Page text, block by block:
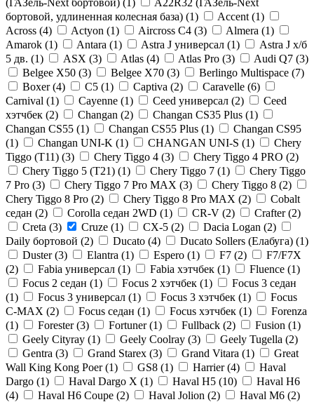
бортовой, удлиненная колесная база) (1) Accent (1)
Across (4) Actyon (1) Aircross C4 (3) Almera (1)
Amarok (1) Antara (1) Astra J универсал (1)
Astra J х/б
5 дв. (1) ASX (3) Atlas (4) Atlas Pro (3) Audi Q7 (3)
Belgee X50 (3) Belgee X70 (3) Berlingo Multispace (7)
Boxer (4) C5 (1) Captiva (2) Caravelle (6)
Carnival (1) Cayenne (1) Ceed универсал (2)
Ceed
хэтчбек (2) Changan (2) Changan CS35 Plus (1)
Changan CS55 (1) Changan CS55 Plus (1)
Changan CS95
(1) Changan UNI-K (1) CHANGAN UNI-S (1)
Chery
Tiggo (Т11) (3) Chery Tiggo 4 (3) Chery Tiggo 4 PRO (2)
Chery Tiggo 5 (Т21) (1) Chery Tiggo 7 (1)
Chery Tiggo
7 Pro (3) Chery Tiggo 7 Pro MAX (3) Chery Tiggo 8 (2)
Chery Tiggo 8 Pro (2) Chery Tiggo 8 Pro MAX (2)
Cobalt
седан (2) Corolla седан 2WD (1) CR-V (2) Crafter (2)
Creta (3) Cruze (1) CX-5 (2) Dacia Logan (2)
Daily бортовой (2) Ducato (4) Ducato Sollers (Елабуга) (1)
Duster (3) Elantra (1) Espero (1) F7 (2)
F7/F7X
(2) Fabia универсал (1) Fabia хэтчбек (1) Fluence (1)
Focus 2 седан (1) Focus 2 хэтчбек (1)
Focus 3 седан
(1) Focus 3 универсал (1) Focus 3 хэтчбек (1)
Focus
C-MAX (2) Focus седан (1) Focus хэтчбек (1)
Forenza
(1) Forester (3) Fortuner (1) Fullback (2) Fusion (1)
Geely Cityray (1) Geely Coolray (3) Geely Tugella (2)
Gentra (3) Grand Starex (3) Grand Vitara (1)
Great
Wall King Kong Poer (1) GS8 (1) Harrier (4)
Haval
Dargo (1) Haval Dargo Х (1) Haval H5 (10)
Haval H6
(4) Haval H6 Coupe (2) Haval Jolion (2) Haval M6 (2)